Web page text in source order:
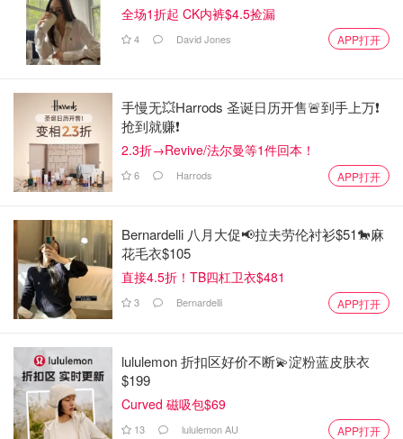
全场1折起 CK内裤$4.5捡漏
4 David Jones APP打开
手慢无💥Harrods 圣诞日历开售🚨到手上万❗️
抢到就赚❗️
2.3折→Revive/法尔曼等1件回本！
6 Harrods APP打开
Bernardelli 八月大促📢拉夫劳伦衬衫$51🐎麻
花毛衣$105
直接4.5折！TB四杠卫衣$481
3 Bernardelli APP打开
lululemon 折扣区好价不断💫淀粉蓝皮肤衣
$199
Curved 磁吸包$69
13 lululemon AU APP打开